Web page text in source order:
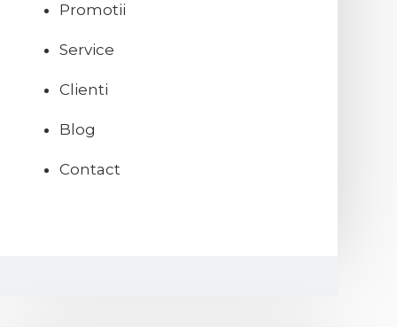
Promotii
Service
Clienti
Blog
Contact